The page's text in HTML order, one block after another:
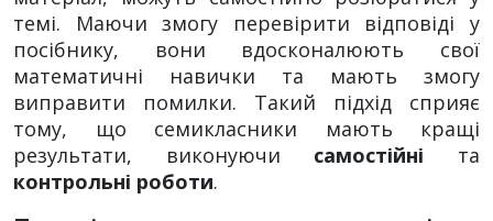
темі. Маючи змогу перевірити відповіді у
посібнику, вони вдосконалюють свої
математичні навички та мають змогу
виправити помилки. Такий підхід сприяє
тому, що семикласники мають кращі
результати, виконуючи самостійні та
контрольні роботи.